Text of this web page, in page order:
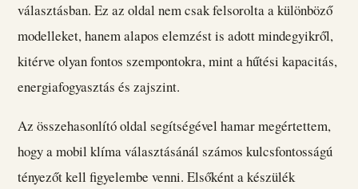
választásban. Ez az oldal nem csak felsorolta a különböző
modelleket, hanem alapos elemzést is adott mindegyikről,
kitérve olyan fontos szempontokra, mint a hűtési kapacitás,
energiafogyasztás és zajszint.
Az összehasonlító oldal segítségével hamar megértettem,
hogy a mobil klíma választásánál számos kulcsfontosságú
tényezőt kell figyelembe venni. Elsőként a készülék